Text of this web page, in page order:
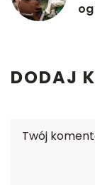
DODAJ